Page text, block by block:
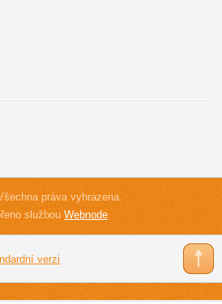
práva vyhrazena.
službouWebnode
verzi